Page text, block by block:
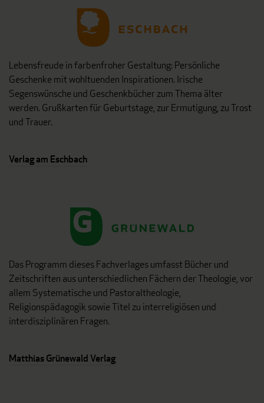
Lebensfreude in farbenfroher Gestaltung: Persönliche
Geschenke mit wohltuenden Inspirationen. Irische
Segenswünsche und Geschenkbücher zum Thema älter
werden. Grußkarten für Geburtstage, zur Ermutigung, zu Trost
und Trauer.
Verlag am Eschbach
Das Programm dieses Fachverlages umfasst Bücher und
Zeitschriften aus unterschiedlichen Fächern der Theologie, vor
allem Systematische und Pastoraltheologie,
Religionspädagogik sowie Titel zu interreligiösen und
interdisziplinären Fragen.
Matthias Grünewald Verlag